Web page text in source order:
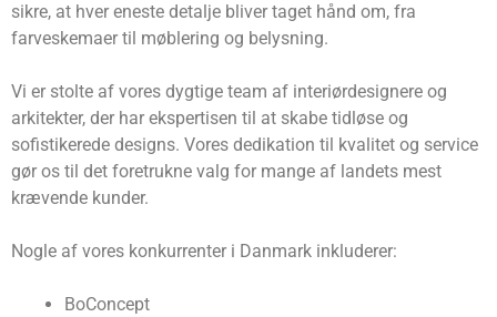
sikre, at hver eneste detalje bliver taget hånd om, fra
farveskemaer til møblering og belysning.
Vi er stolte af vores dygtige team af interiørdesignere og
arkitekter, der har ekspertisen til at skabe tidløse og
sofistikerede designs. Vores dedikation til kvalitet og service
gør os til det foretrukne valg for mange af landets mest
krævende kunder.
Nogle af vores konkurrenter i Danmark inkluderer:
BoConcept